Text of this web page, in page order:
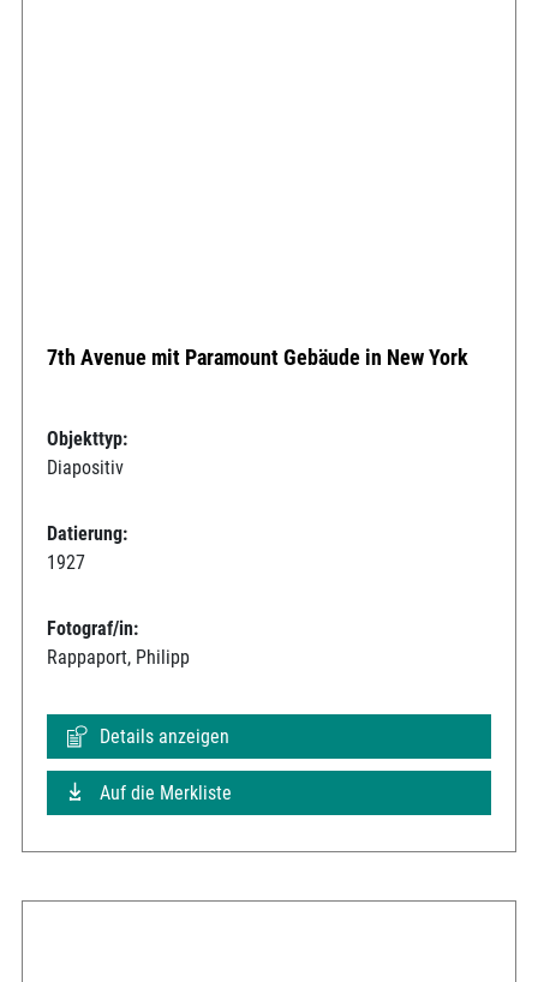
7th Avenue mit Paramount Gebäude in New York
Objekttyp:
Diapositiv
Datierung:
1927
Fotograf/in:
Rappaport, Philipp
Details anzeigen
Auf die Merkliste